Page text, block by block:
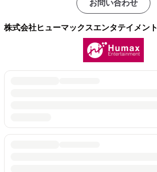
お問い合わせ
株式会社ヒューマックスエンタテイメント